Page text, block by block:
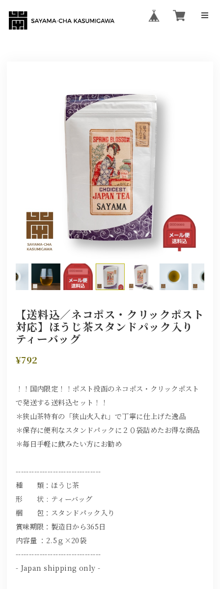
【送料込／ネコポス・クリックポスト
対応】ほうじ茶スタンドパック入り
ティーバッグ
¥792
！！国内限定！！ポスト投函のネコポス・クリックポスト
で発送する送料込セット！！
＊狭山茶特有の「狭山火入れ」で丁寧に仕上げた逸品
＊保存に便利なスタンドパックに２０袋詰めたお得な商品
＊毎日手軽に飲みたい方にお勧め
--------------------------------
種 類：ほうじ茶
形 状 : ティーバッグ
梱 包：スタンドパック入り
賞味期限：製造日から365日
内容量 ：2.5ｇ×20袋
--------------------------------
- Japan shipping only -